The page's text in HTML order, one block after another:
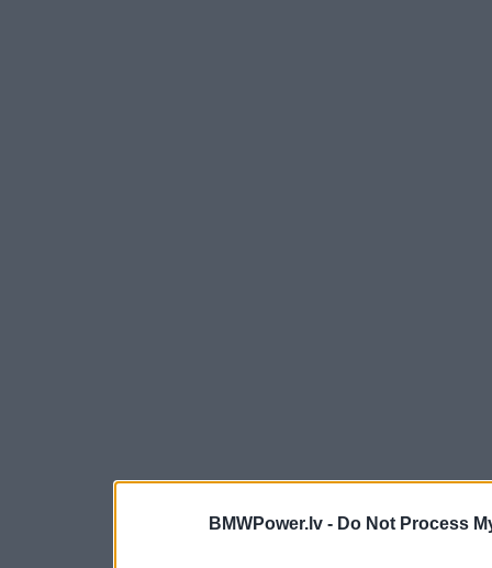
BMWPower.lv - Do Not Process